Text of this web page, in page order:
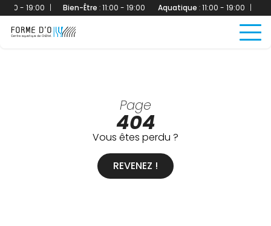
- 19:00 Bien-Être: 11:00 - 19:00 Aquatique: 11:00 - 19:00
Page
404
Vous êtes perdu ?
REVENEZ !